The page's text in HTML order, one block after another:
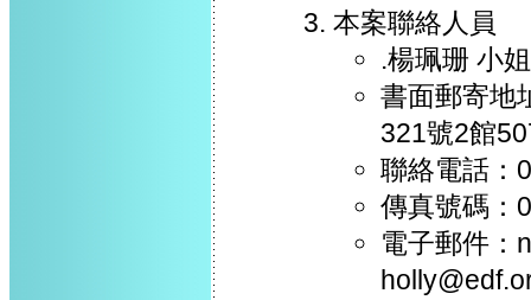
本案聯絡人員
.楊珮珊 小
書面郵寄地
321號2館
聯絡電話：
傳真號碼：
電子郵件：